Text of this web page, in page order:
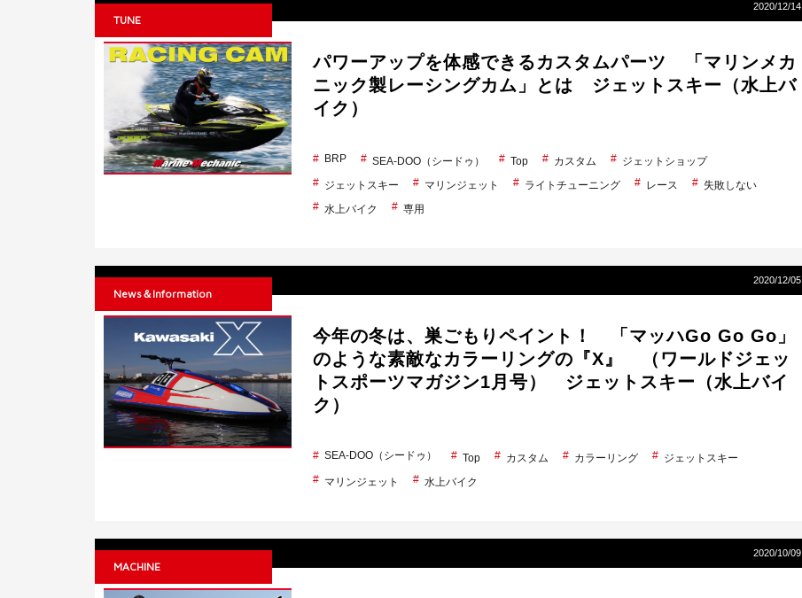
2020/12/14
TUNE
パワーアップを体感できるカスタムパーツ 「マリンメカ
ニック製レーシングカム」とは ジェットスキー（水上バ
イク）
BRP SEA-DOO（シードゥ） Top カスタム
ジェットショップ
ジェットスキー
マリンジェット ライトチューニング レース
失敗しない
水上バイク
専用
2020/12/05
News＆Information
今年の冬は、巣ごもりペイント！ 「マッハGo Go Go」
のような素敵なカラーリングの『X』 （ワールドジェッ
トスポーツマガジン1月号） ジェットスキー（水上バイ
ク）
SEA-DOO（シードゥ） Top カスタム カラーリング
ジェットスキー
マリンジェット
水上バイク
2020/10/09
MACHINE